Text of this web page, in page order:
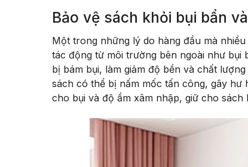
Bảo vệ sách khỏi bụi bẩn
Một trong những lý do hàng đầu mà
tác động từ môi trường bên ngoài như bụi
bị bám bụi, làm giảm độ bền và chất
sách có thể bị nấm mốc tấn công, gây
cho bụi và độ ẩm xâm nhập, giữ cho